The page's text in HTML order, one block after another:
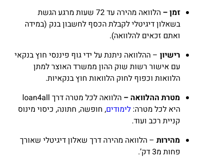
זמן –
הלוואה מהירה עד 72 שעות מרגע הגשת
בשאלון דיגיטלי לקבלת הכסף לחשבון בנק (במידה
ואתם זכאים להלוואה).
רישיון – ההלוואה ניתנת על ידי גוף פיננסי חוץ בנקאי
עם אישור רשות שוק ההון ממשרד האוצר למתן
הלוואות וכפוף לחוק הלוואות חוץ בנקאיות.
מטרת ההלוואה –
הלוואה לכל מטרה דרך loan4all
היא לכל מטרה: לימודים, חופשה, חתונה, כיסוי מינוס
קניית רכב ועוד.
מהירות – הלוואה מהירה דרך שאלון דיגיטלי שאורך
פחות מ3 דק’.